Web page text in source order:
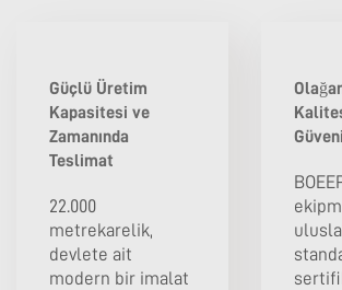
Güçlü Üretim
Kapasitesi ve
Zamanında
Teslimat
22.000
metrekarelik,
devlete ait
modern bir imalat